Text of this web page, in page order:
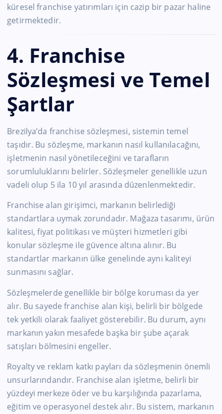
küresel franchise yatırımları için cazip bir pazar haline
getirmektedir.
4. Franchise
Sözleşmesi ve Temel
Şartlar
Brezilya’da franchise sözleşmesi, sistemin temel
taşıdır. Bu sözleşme, markanın nasıl kullanılacağını,
işletmenin nasıl yönetileceğini ve tarafların
sorumluluklarını belirler. Sözleşmeler genellikle uzun
vadeli olup 5 ila 10 yıl arasında düzenlenmektedir.
Franchise alan girişimci, markanın belirlediği
standartlara uymak zorundadır. Mağaza tasarımı, ürün
kalitesi, fiyat politikası ve müşteri hizmetleri gibi
konular sözleşme ile güvence altına alınır. Bu
standartlar markanın ülke genelinde aynı kaliteyi
sunmasını sağlar.
Sözleşmelerde genellikle bir bölge koruması da yer
alır. Bu sayede franchise alan kişi, belirli bir bölgede
tek yetkili olarak faaliyet gösterebilir. Bu durum, aynı
markanın yakın mesafede başka bir şube açarak
satışları bölmesini engeller.
Royalty ve reklam katkı payları da sözleşmenin önemli
unsurlarındandır. Franchise alan işletme, belirli bir
yüzdeyi merkeze öder ve bu karşılığında pazarlama,
eğitim ve operasyonel destek alır. Bu sistem, markanın